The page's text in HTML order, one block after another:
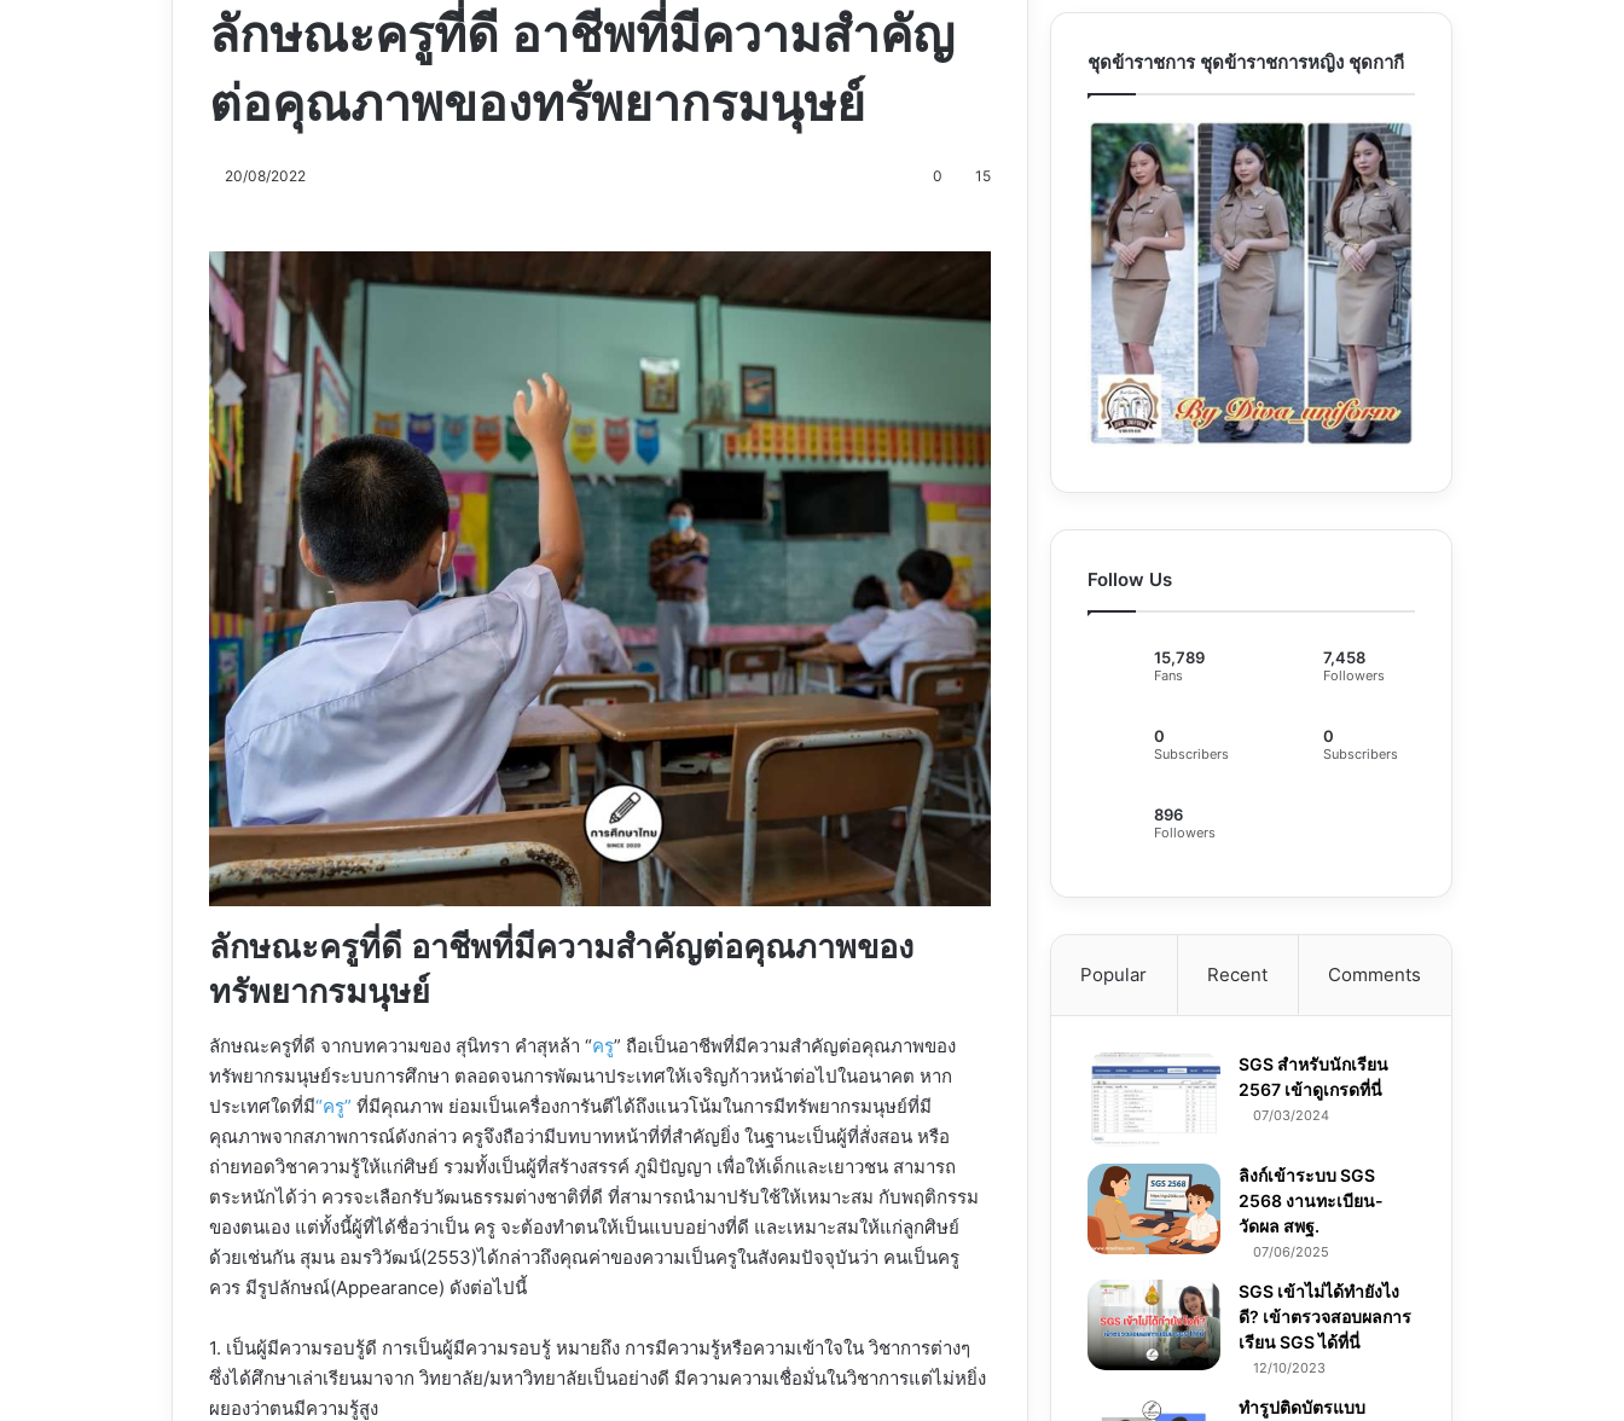
ลักษณะครูที่ดี อาชีพที่มีความสำคัญ
ต่อคุณภาพของทรัพยากรมนุษย์
20/08/2022 0 15
ลักษณะครูที่ดี อาชีพที่มีความสำคัญต่อคุณภาพของ
ทรัพยากรมนุษย์
ลักษณะครูที่ดี จากบทความของ สุนิทรา คำสุหล้า “ครู” ถือเป็นอาชีพที่มีความสำคัญต่อคุณภาพของ
ทรัพยากรมนุษย์ระบบการศึกษา ตลอดจนการพัฒนาประเทศให้เจริญก้าวหน้าต่อไปในอนาคต หาก
ประเทศใดที่มี“ครู” ที่มีคุณภาพ ย่อมเป็นเครื่องการันตีได้ถึงแนวโน้มในการมีทรัพยากรมนุษย์ที่มี
คุณภาพจากสภาพการณ์ดังกล่าว ครูจึงถือว่ามีบทบาทหน้าที่ที่สำคัญยิ่ง ในฐานะเป็นผู้ที่สั่งสอน หรือ
ถ่ายทอดวิชาความรู้ให้แก่ศิษย์ รวมทั้งเป็นผู้ที่สร้างสรรค์ ภูมิปัญญา เพื่อให้เด็กและเยาวชน สามารถ
ตระหนักได้ว่า ควรจะเลือกรับวัฒนธรรมต่างชาติที่ดี ที่สามารถนำมาปรับใช้ให้เหมาะสม กับพฤติกรรม
ของตนเอง แต่ทั้งนี้ผู้ที่ได้ชื่อว่าเป็น ครู จะต้องทำตนให้เป็นแบบอย่างที่ดี และเหมาะสมให้แก่ลูกศิษย์
ด้วยเช่นกัน สุมน อมรวิวัฒน์(2553)ได้กล่าวถึงคุณค่าของความเป็นครูในสังคมปัจจุบันว่า คนเป็นครู
ควร มีรูปลักษณ์(Appearance) ดังต่อไปนี้
1. เป็นผู้มีความรอบรู้ดี การเป็นผู้มีความรอบรู้ หมายถึง การมีความรู้หรือความเข้าใจใน วิชาการต่างๆ
ซึ่งได้ศึกษาเล่าเรียนมาจาก วิทยาลัย/มหาวิทยาลัยเป็นอย่างดี มีความความเชื่อมั่นในวิชาการแต่ไม่หยิ่ง
ผยองว่าตนมีความรู้สูง
ชุดข้าราชการ ชุดข้าราชการหญิง ชุดกากี
Follow Us
15,789
Fans
7,458
Followers
0
Subscribers
0
Subscribers
896
Followers
Popular Recent Comments
SGS สําหรับนักเรียน
2567 เข้าดูเกรดที่นี่
07/03/2024
ลิงก์เข้าระบบ SGS
2568 งานทะเบียน-
วัดผล สพฐ.
07/06/2025
SGS เข้าไม่ได้ทำยังไง
ดี? เข้าตรวจสอบผลการ
เรียน SGS ได้ที่นี่
12/10/2023
ทำรูปติดบัตรแบบ